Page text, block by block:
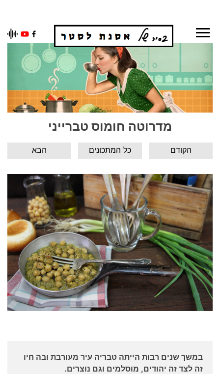
Skip
מדרוטה חומוס טברייני
הבא כל המתכונים הקודם
במשך שנים רבות הייתה טבריה עיר מעורבת ובה חיו
זה לצד זה יהודים, מוסלמים וגם נוצרים.